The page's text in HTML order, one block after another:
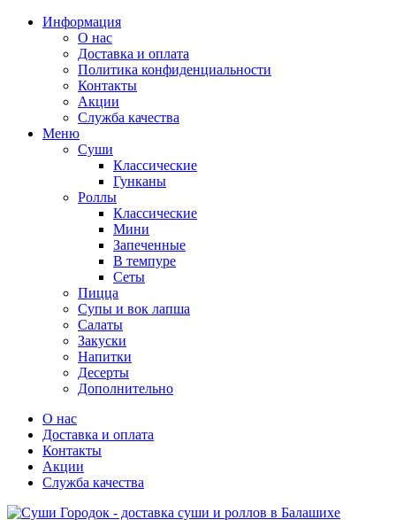
Информация
О нас
Доставка и оплата
Политика конфиденциальности
Контакты
Акции
Служба качества
Меню
Суши
Классические
Гунканы
Роллы
Классические
Мини
Запеченные
В темпуре
Сеты
Пицца
Супы и вок лапша
Салаты
Закуски
Напитки
Десерты
Дополнительно
О нас
Доставка и оплата
Контакты
Акции
Служба качества